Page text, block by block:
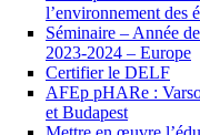
l’environnement des
Séminaire – Année
2023-2024 – Europe
Certifier le DELF
AFEp pHARe :
et Budapest